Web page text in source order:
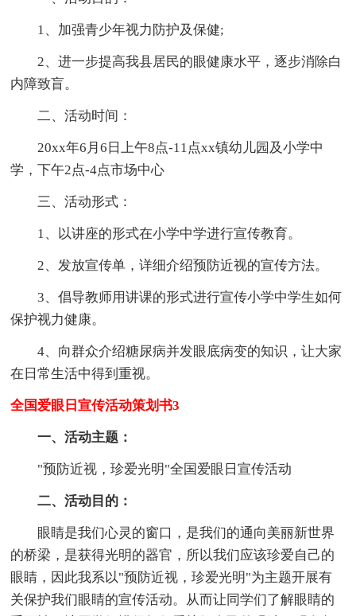
1、加强青少年视力防护及保健;
2、进一步提高我县居民的眼健康水平，逐步消除白
内障致盲。
二、活动时间：
20xx年6月6日上午8点-11点xx镇幼儿园及小学中
学，下午2点-4点市场中心
三、活动形式：
1、以讲座的形式在小学中学进行宣传教育。
2、发放宣传单，详细介绍预防近视的宣传方法。
3、倡导教师用讲课的形式进行宣传小学中学生如何
保护视力健康。
4、向群众介绍糖尿病并发眼底病变的知识，让大家
在日常生活中得到重视。
全国爱眼日宣传活动策划书3
一、活动主题：
"预防近视，珍爱光明"全国爱眼日宣传活动
二、活动目的：
眼睛是我们心灵的窗口，是我们的通向美丽新世界
的桥梁，是获得光明的器官，所以我们应该珍爱自己的
眼睛，因此我系以"预防近视，珍爱光明"为主题开展有
关保护我们眼睛的宣传活动。从而让同学们了解眼睛的